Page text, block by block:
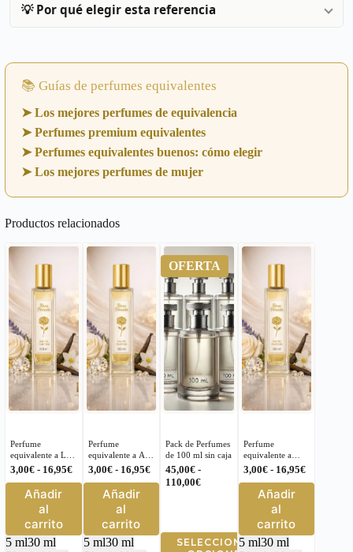
💡 Por qué elegir esta referencia
📚 Guías de perfumes equivalentes
➤ Los mejores perfumes de equivalencia
➤ Perfumes premium equivalentes
➤ Perfumes equivalentes buenos: cómo elegir
➤ Los mejores perfumes de mujer
Productos relacionados
Perfume
equivalente a La
Belle Jean Paul
Gaultier para
Mujer – 233
3,00€ - 16,95€Rango
de
precios:
hasta
16,95€
Añadir
al
carrito
5 ml30 ml
Este
producto
múltiples
variantes.
Perfume
equivalente a Aire
Loewe para
Mujer – 135
3,00€ - 16,95€Rango
de
hasta
16,95€
Añadir
al
carrito
5 ml30 ml
Este
producto
múltiples
variantes.
OFERTA
Pack de Perfumes
de 100 ml sin caja
45,00€ -
110,00€Rango
45,00€
hasta
SELECCIONAR
Este
Perfume
equivalente a
Yara Lattafa
Perfume para
Mujer – 479
3,00€ - 16,95€Rango
de
hasta
Añadir
al
carrito
5 ml30 ml
Este
producto
múltiples
variantes.